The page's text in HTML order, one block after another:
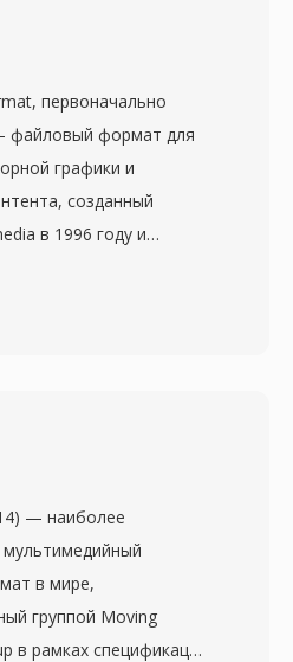
первоначально
файловый формат для
графики и
созданный
в 1996 году и
Adobe
упаковано в
веб-доставки. В
1990-х до начала
обширную
— анимированные
— наиболее
в мире,
группой Moving
в рамках спецификации